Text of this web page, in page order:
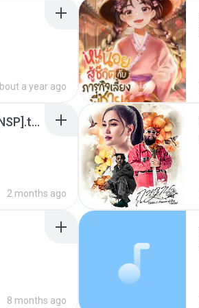
a year ago
Tomodachi Life Living the Dream [NSP].torrent
2 months ago
8 months ago